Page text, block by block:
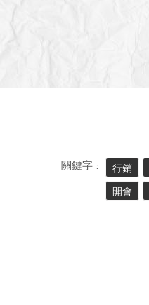
關鍵字 : 行銷
開會